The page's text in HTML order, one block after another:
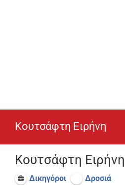
Κουτσάφτη Ειρήνη
Κουτσάφτη
Δικηγόροι Δροσιά